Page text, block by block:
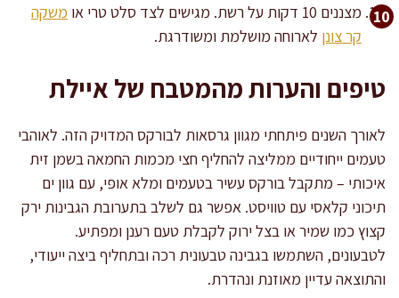
מצננים 10 דקות על רשת. מגישים לצד סלט טרי או
משקה
קר צונן לארוחה מושלמת ומשודרגת.
טיפים והערות מהמטבח של איילת
לאורך השנים פיתחתי מגוון גרסאות לבורקס המדויק הזה. לאוהבי
טעמים ייחודיים ממליצה להחליף חצי מכמות החמאה בשמן זית
איכותי – מתקבל בורקס עשיר בטעמים ומלא אופי, עם גוון ים
תיכוני קלאסי עם טוויסט. אפשר גם לשלב בתערובת הגבינות ירק
קצוץ כמו שמיר או בצל ירוק לקבלת טעם רענן ומפתיע.
לטבעונים, השתמשו בגבינה טבעונית רכה ובתחליף ביצה ייעודי,
והתוצאה עדיין מאוזנת ונהדרת.